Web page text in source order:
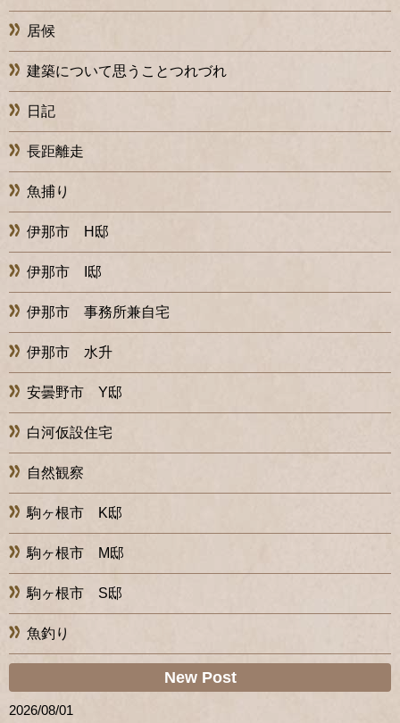
居候
建築について思うことつれづれ
日記
長距離走
魚捕り
伊那市 H邸
伊那市 I邸
伊那市 事務所兼自宅
伊那市 水升
安曇野市 Y邸
白河仮設住宅
自然観察
駒ヶ根市 K邸
駒ヶ根市 M邸
駒ヶ根市 S邸
魚釣り
New Post
2026/08/01